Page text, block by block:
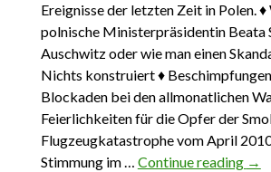
Ereignisse der letzten Zeit in Polen. ♦
polnische Ministerpräsidentin Beata
Auschwitz oder wie man einen
Nichts konstruiert ♦
Blockaden bei den allmonatlichen
Feierlichkeiten für die Opfer der
Flugzeugkatastrophe vom April
Stimmung im … Continue reading →